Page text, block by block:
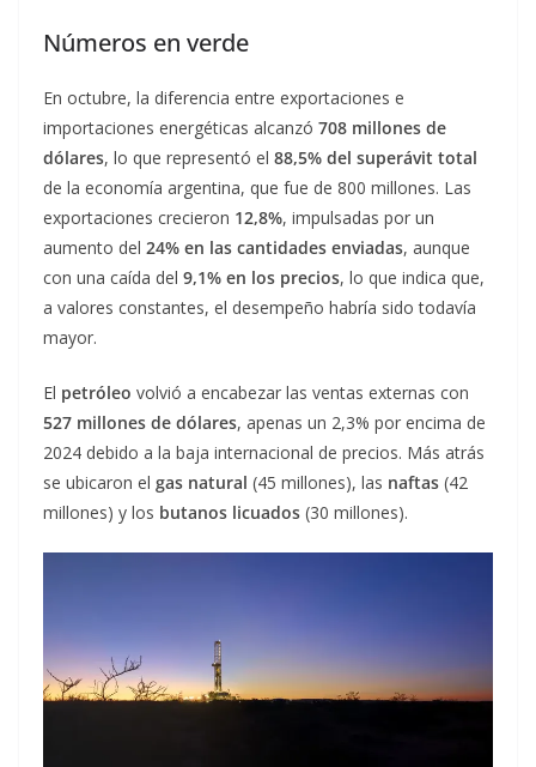
Números en verde
En octubre, la diferencia entre exportaciones e
importaciones energéticas alcanzó 708 millones de
dólares, lo que representó el 88,5% del superávit total
de la economía argentina, que fue de 800 millones. Las
exportaciones crecieron 12,8%, impulsadas por un
aumento del 24% en las cantidades enviadas, aunque
con una caída del 9,1% en los precios, lo que indica que,
a valores constantes, el desempeño habría sido todavía
mayor.
El petróleo volvió a encabezar las ventas externas con
527 millones de dólares, apenas un 2,3% por encima de
2024 debido a la baja internacional de precios. Más atrás
se ubicaron el gas natural (45 millones), las naftas (42
millones) y los butanos licuados (30 millones).